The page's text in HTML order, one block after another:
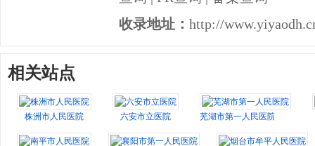
收录地址： http://
相关站点
株洲市人民医院 六安市立医院 芜湖市第一人民医院